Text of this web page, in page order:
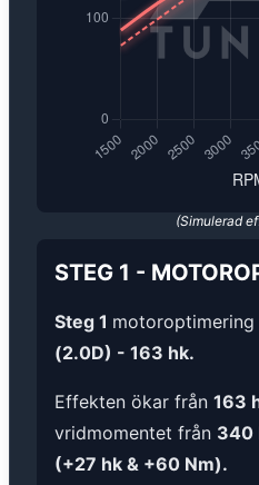
(Simulerad
STEG 1 -
Steg 1
(2.0D) - 163 hk.
Effekten ökar från 163
vridmomentet från 340
(+27 hk & +60 Nm).